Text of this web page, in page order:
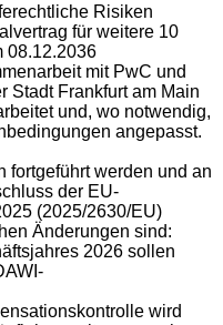
Risiken
für weitere 10
08.12.2036
mit PwC und
Stadt Frankfurt am Main
und, wo notwendig,
angepasst.
fortgeführt werden und an
der EU-
(2025/2630/EU)
Änderungen sind:
2026 sollen
wird